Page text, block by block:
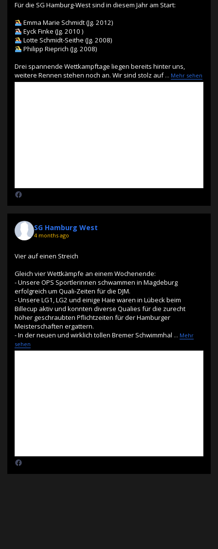
Für die SG Hamburg-West sind in diesem Jahr am Start:
Emma Marie Schmidt (Jg. 2012)
Eyck Finke (Jg. 2010 )
Lotte Schmidt-Seithe (Jg. 2008)
Philipp Rieprich (Jg. 2008)
Drei spannende Wettkampftage liegen bereits hinter uns,
weitere Rennen stehen noch an. Wir sind stolz auf ... Mehr sehen
SG Hamburg West
4 months ago
Vier auf einen Streich
Gleich vier Wettkämpfe an einem Wochenende:
- Unsere OPS Sportlerinnen schwammen in Magdeburg
erfolgreich um Quali-Zeiten für die DJM.
- Unsere LG1, LG2 und einige Haie waren in Lübeck beim
Billecup aktiv und konnten diverse Qualies für die zurecht
höher geschraubten Pflichtzeiten für der Hamburger
Meisterschaften ergattern.
- In der neuen und wirklich tollen Bremer Schwimmhal ... Mehr
sehen